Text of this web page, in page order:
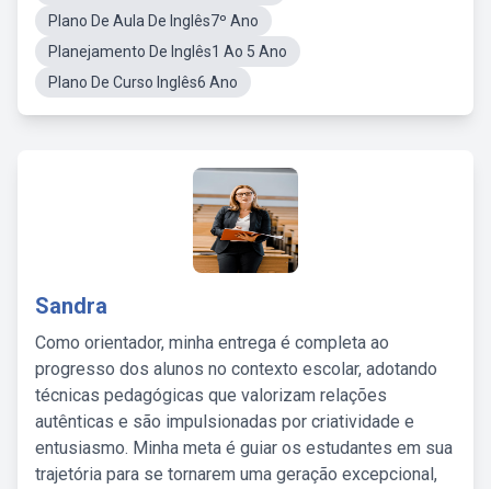
Plano De Aula De Inglês7º Ano
Planejamento De Inglês1 Ao 5 Ano
Plano De Curso Inglês6 Ano
Sandra
Como orientador, minha entrega é completa ao
progresso dos alunos no contexto escolar, adotando
técnicas pedagógicas que valorizam relações
autênticas e são impulsionadas por criatividade e
entusiasmo. Minha meta é guiar os estudantes em sua
trajetória para se tornarem uma geração excepcional,